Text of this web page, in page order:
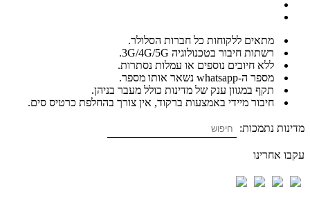
מתאים ללקוחות כל חברות הסלולר.
רשתות חיבור בטכנולוגיה 3G/4G/5G.
ללא חיובים נוספים או עמלות נסתרות.
מספר ה-whatsapp נשאר אותו מספר.
תקף במגוון ענק של מדינות כולל מעבר בניהן.
חיבור מיידי באמצעות ברקוד, אין צורך בהחלפת כרטיס סים.
מדינות נתמכות:
עקבו אחרינו